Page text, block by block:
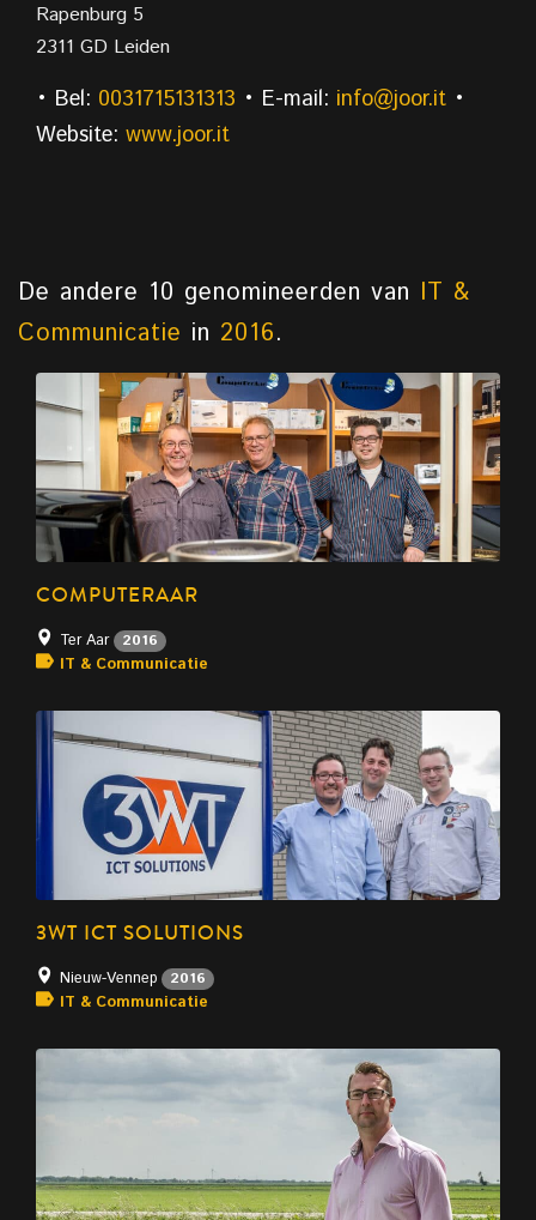
Rapenburg 5
2311 GD Leiden
• Bel: 0031715131313 • E-mail: info@joor.it •
Website: www.joor.it
De andere 10 genomineerden van IT &
Communicatie in 2016.
COMPUTERAAR
Ter Aar 2016
IT & Communicatie
3WT ICT SOLUTIONS
Nieuw-Vennep 2016
IT & Communicatie